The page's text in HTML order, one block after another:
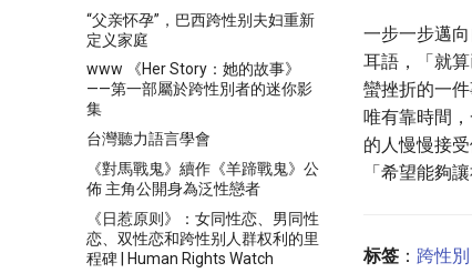
“父亲怀孕”，巴西跨性别夫妇重新
定义家庭
www 《Her Story：她的故事》
——第一部屬於跨性別者的迷你影
集
台灣聽力語言學會
《對馬戰鬼》續作《羊蹄戰鬼》公
佈 主角公開身為泛性戀者
《日惹原则》：女同性恋、男同性
恋、双性恋和跨性别人群权利的里
程碑 | Human Rights Watch
一步一步邁
耳語，「就
蠻挫折的一
唯有靠時間
的人慢慢接
「希望能夠
标签 ： 跨性別